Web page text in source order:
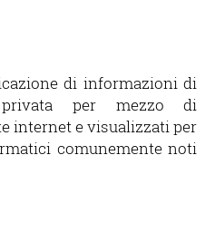
di informazioni di
per mezzo di
internet e visualizzati per
comunemente noti